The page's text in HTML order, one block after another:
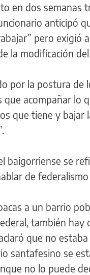
en dos semanas
anticipó
pero exigió
la modificación
por la postura de
que acompañar lo
que tiene y bajar
baigorriense se
de federalismo
a un barrio
también hay
que no
santafesino se
no lo puede